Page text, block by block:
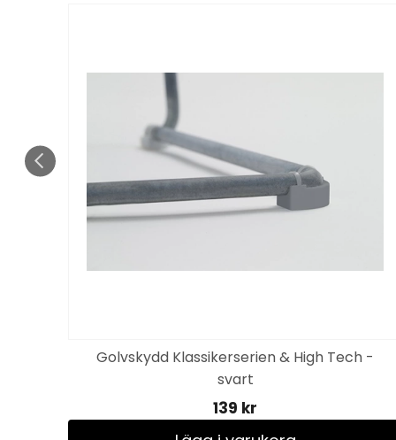
Golvskydd Klassikerserien & High Tech -
svart
139 kr